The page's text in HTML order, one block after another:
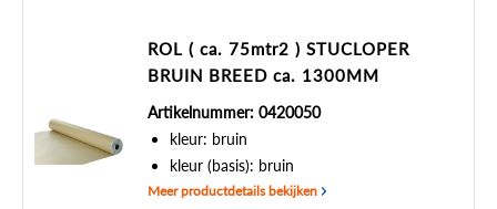
ROL ( ca. 75mtr2 ) STUCLOPER
BRUIN BREED ca. 1300MM
Artikelnummer: 0420050
kleur: bruin
kleur (basis): bruin
Meer productdetails bekijken